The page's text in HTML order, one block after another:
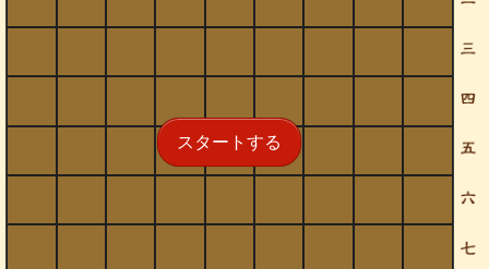
スタートする